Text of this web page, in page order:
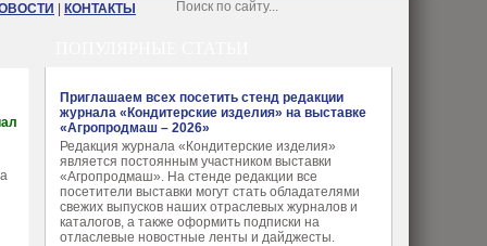
Приглашаем всех посетить стенд редакции
журнала «Кондитерские изделия» на выставке
«Агропродмаш – 2026»
Редакция журнала «Кондитерские изделия»
является постоянным участником выставки
«Агропродмаш». На стенде редакции все
посетители выставки могут стать обладателями
свежих выпусков наших отраслевых журналов и
каталогов, а также оформить подписки на
отласлевые новостные ленты и дайджесты.
КОНТАКТЫ